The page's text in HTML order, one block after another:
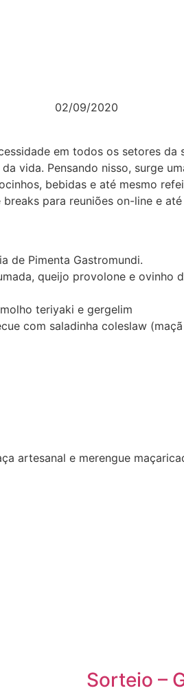
02/09/2020
em todos os setores
vida. Pensando nisso, surge
bebidas e até mesmo
para reuniões on-line e
de Pimenta Gastromundi.
queijo provolone e ovinho
teriyaki e gergelim
com saladinha coleslaw
artesanal e merengue
Sorteio –